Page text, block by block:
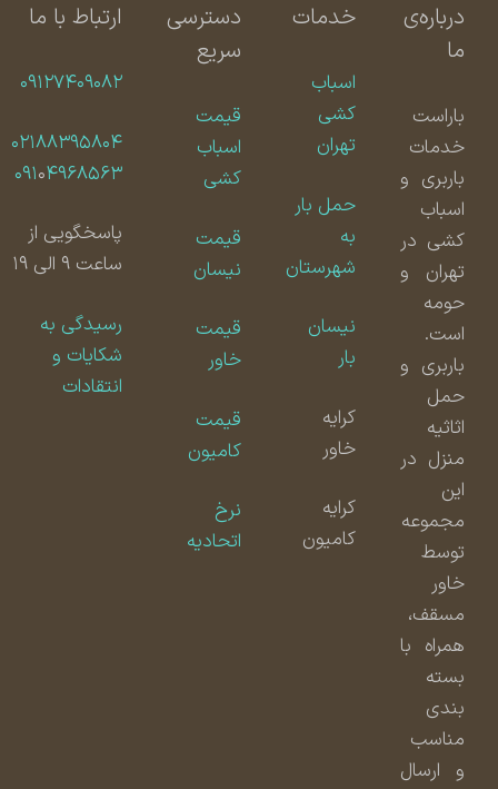
درباره‌ی
باراست
خدمات
باربری و
اسباب
کشی در
تهران و
حومه
است.
باربری و
حمل
اثاثیه
منزل در
مجموعه
توسط
مسقف،
همراه با
بسته
بندی
مناسب
و ارسال
خدمات
اسباب
کشی
تهران
حمل بار
شهرستان
نیسان
کامیون
دسترسی
سریع
قیمت
اسباب
کشی
قیمت
نیسان
قیمت
قیمت
کامیون
اتحادیه
ارتباط با ما
۰۹۱۲۷۴۰۹۰۸۲
۰۲۱۸۸۳۹۵۸۰۴
۰۹۱۰۴۹۶۸۵۶۳
پاسخگویی از
ساعت ۹ الی ۱۹
رسیدگی به
شکایات و
انتقادات